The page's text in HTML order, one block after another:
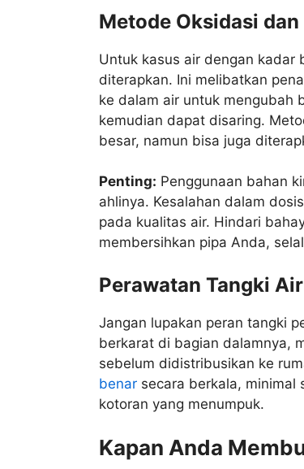
Metode Oksidasi
Untuk kasus air dengan kadar
diterapkan. Ini melibatkan
ke dalam air untuk mengubah
kemudian dapat disaring.
besar, namun bisa juga
Penting: Penggunaan bahan
ahlinya. Kesalahan dalam
pada kualitas air. Hindari
membersihkan pipa Anda,
Perawatan Tangki
Jangan lupakan peran tangki
berkarat di bagian dalamnya,
sebelum didistribusikan ke
benar secara berkala,
kotoran yang menumpuk.
Kapan Anda